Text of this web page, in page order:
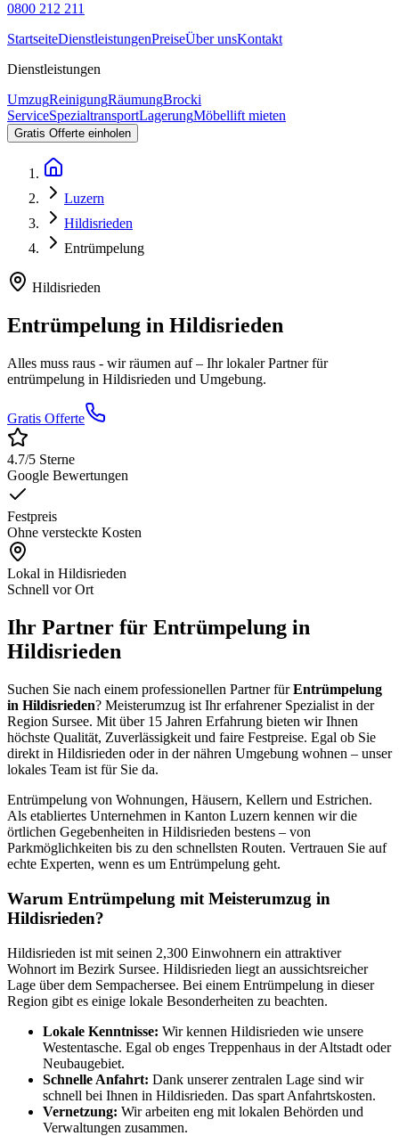
0800 212 211
StartseiteDienstleistungenPreiseÜber unsKontakt
Dienstleistungen
UmzugReinigungRäumungBrocki
ServiceSpezialtransportLagerungMöbellift mieten
Gratis Offerte einholen
Luzern
Hildisrieden
Entrümpelung
Hildisrieden
Entrümpelung in Hildisrieden
Alles muss raus - wir räumen auf– Ihr lokaler Partner für
entrümpelung in Hildisrieden und Umgebung.
Gratis Offerte
4.7/5 Sterne
Google Bewertungen
Festpreis
Ohne versteckte Kosten
Lokal in Hildisrieden
Schnell vor Ort
Ihr Partner für Entrümpelung in
Hildisrieden
Suchen Sie nach einem professionellen Partner fürEntrümpelung
in Hildisrieden? Meisterumzug ist Ihr erfahrener Spezialist in der
Region Sursee. Mit über 15 Jahren Erfahrung bieten wir Ihnen
höchste Qualität, Zuverlässigkeit und faire Festpreise. Egal ob Sie
direkt in Hildisrieden oder in der nähren Umgebung wohnen – unser
lokales Team ist für Sie da.
Entrümpelung von Wohnungen, Häusern, Kellern und Estrichen.
Als etabliertes Unternehmen in Kanton Luzern kennen wir die
örtlichen Gegebenheiten in Hildisrieden bestens – von
Parkmöglichkeiten bis zu den schnellsten Routen. Vertrauen Sie auf
echte Experten, wenn es um Entrümpelung geht.
Warum Entrümpelung mit Meisterumzug in
Hildisrieden?
Hildisrieden ist mit seinen 2,300 Einwohnern ein attraktiver
Wohnort im Bezirk Sursee. Hildisrieden liegt an aussichtsreicher
Lage über dem Sempachersee. Bei einem Entrümpelung in dieser
Region gibt es einige lokale Besonderheiten zu beachten.
Lokale Kenntnisse: Wir kennen Hildisrieden wie unsere
Westentasche. Egal ob enges Treppenhaus in der Altstadt oder
Neubaugebiet.
Schnelle Anfahrt: Dank unserer zentralen Lage sind wir
schnell bei Ihnen in Hildisrieden. Das spart Anfahrtskosten.
Vernetzung: Wir arbeiten eng mit lokalen Behörden und
Verwaltungen zusammen.